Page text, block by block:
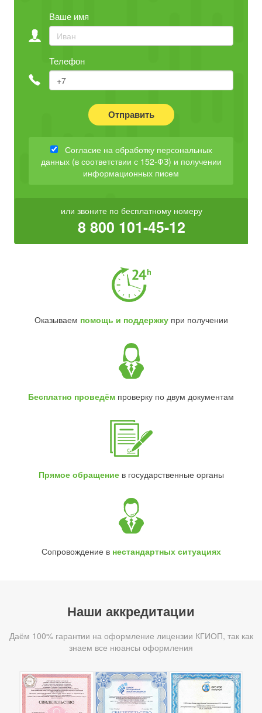
Ваше имя
Телефон
Отправить
Согласие на обработку персональных
данных (в соответствии с 152-ФЗ) и получении
информационных писем
или звоните по бесплатному номеру
8 800 101-45-12
Оказываем помощь и поддержкупри получении
Бесплатно проведём проверку по двум документам
Прямое обращениев государственные органы
Сопровождение в нестандартных ситуациях
Наши аккредитации
Даём 100% гарантии на оформление лицензии КГИОП, так как
знаем все нюансы оформления